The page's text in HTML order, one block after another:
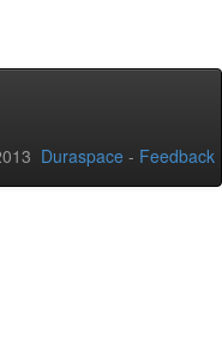
Duraspace - Feedback